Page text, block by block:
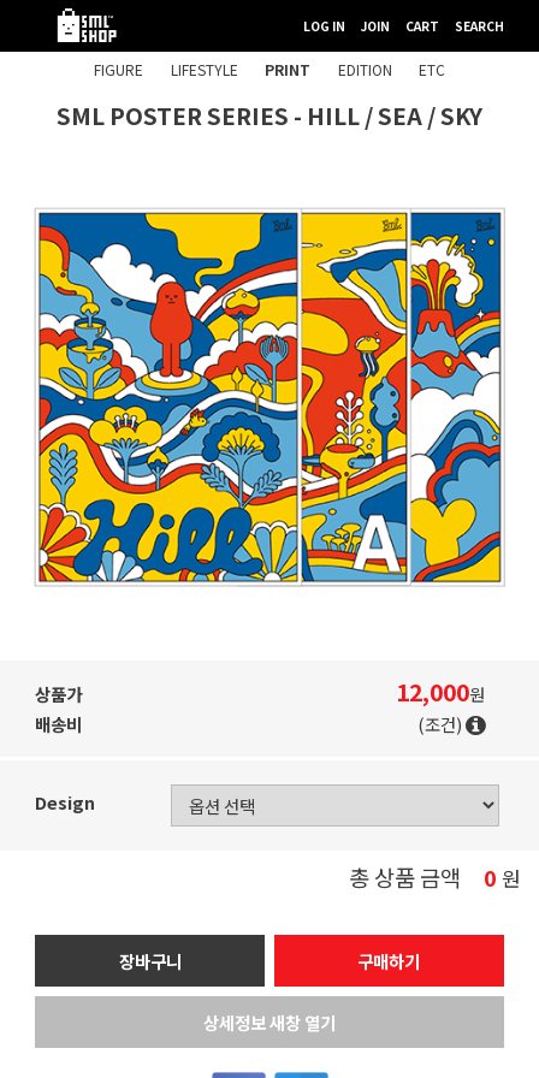
LOG IN JOIN CART SEARCH
FIGURE LIFESTYLE PRINT EDITION ETC
SML POSTER SERIES - HILL / SEA / SKY
상품가 12,000원
배송비
(조건)
Design
총 상품 금액 0 원
장바구니 구매하기
상세정보 새창 열기